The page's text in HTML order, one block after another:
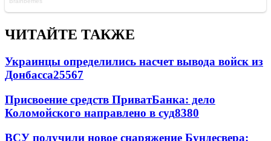
ЧИТАЙТЕ ТАКЖЕ
Украинцы определились насчет вывода войск из
Донбасса25567
Присвоение средств ПриватБанка: дело
Коломойского направлено в суд8380
ВСУ получили новое снаряжение Бундесвера: